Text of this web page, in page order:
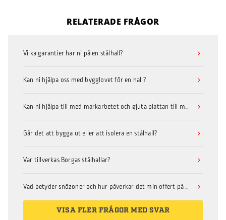
RELATERADE FRÅGOR
Vilka garantier har ni på en stålhall?
Kan ni hjälpa oss med bygglovet för en hall?
Kan ni hjälpa till med markarbetet och gjuta plattan till min hallbyggnad?
Går det att bygga ut eller att isolera en stålhall?
Var tillverkas Borgas stålhallar?
Vad betyder snözoner och hur påverkar det min offert på hall?
VISA FLER FRÅGOR MED SVAR